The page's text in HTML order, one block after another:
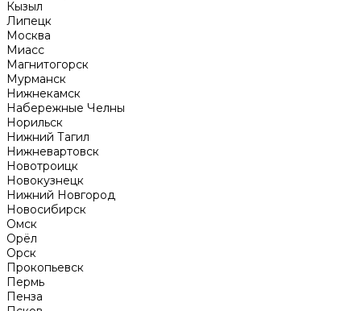
Кызыл
Липецк
Москва
Миасс
Магнитогорск
Мурманск
Нижнекамск
Набережные Челны
Норильск
Нижний Тагил
Нижневартовск
Новотроицк
Новокузнецк
Нижний Новгород
Новосибирск
Омск
Орёл
Орск
Прокопьевск
Пермь
Пенза